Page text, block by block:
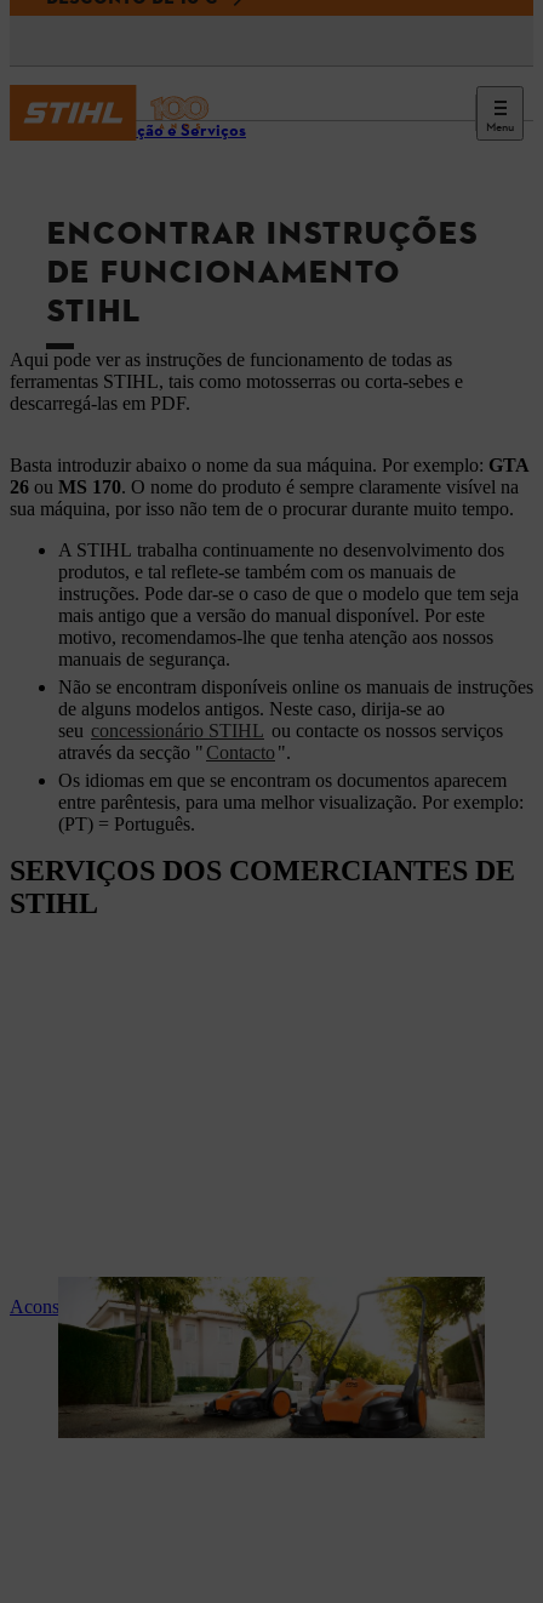
Menu
Informação e Serviços
ENCONTRAR INSTRUÇÕES
DE FUNCIONAMENTO
STIHL
Aqui pode ver as instruções de funcionamento de todas as
ferramentas STIHL, tais como motosserras ou corta-sebes e
descarregá-las em PDF.
Basta introduzir abaixo o nome da sua máquina. Por exemplo: GTA
26 ou MS 170. O nome do produto é sempre claramente visível na
sua máquina, por isso não tem de o procurar durante muito tempo.
A STIHL trabalha continuamente no desenvolvimento dos
produtos, e tal reflete-se também com os manuais de
instruções. Pode dar-se o caso de que o modelo que tem seja
mais antigo que a versão do manual disponível. Por este
motivo, recomendamos-lhe que tenha atenção aos nossos
manuais de segurança.
Não se encontram disponíveis online os manuais de instruções
de alguns modelos antigos. Neste caso, dirija-se ao
seu concessionário STIHL ou contacte os nossos serviços
através da secção " Contacto ".
Os idiomas em que se encontram os documentos aparecem
entre parêntesis, para uma melhor visualização. Por exemplo:
(PT) = Português.
SERVIÇOS DOS COMERCIANTES DE
STIHL
Aconselhamento e instruções sobre os produtos